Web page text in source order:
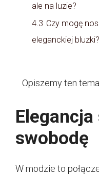
ale na luzie?
4.3 Czy mogę
eleganckiej bluzki?
Opiszemy ten
swobodę
W modzie to